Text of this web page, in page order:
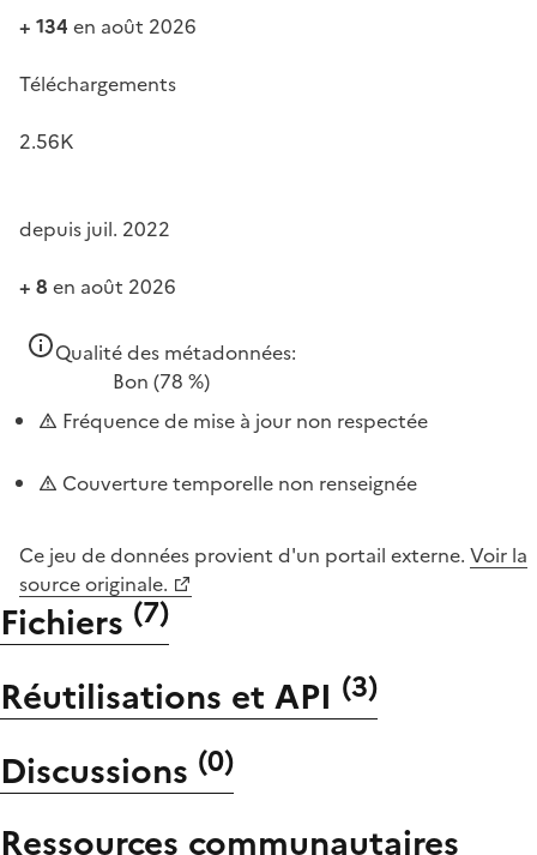
+ 134 en août 2026
Téléchargements
2.56K
depuis juil. 2022
+ 8 en août 2026
Qualité des métadonnées:
Bon (78 %)
Fréquence de mise à jour non respectée
Couverture temporelle non renseignée
Ce jeu de données provient d'un portail externe. Voir la
source originale.
Fichiers (7)
Réutilisations et API (3)
Discussions (0)
Ressources communautaires